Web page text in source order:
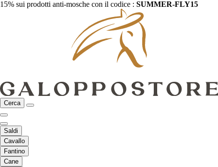
15% sui prodotti anti-mosche con il codice : SUMMER-FLY15
Cerca
Saldi
Cavallo
Fantino
Cane